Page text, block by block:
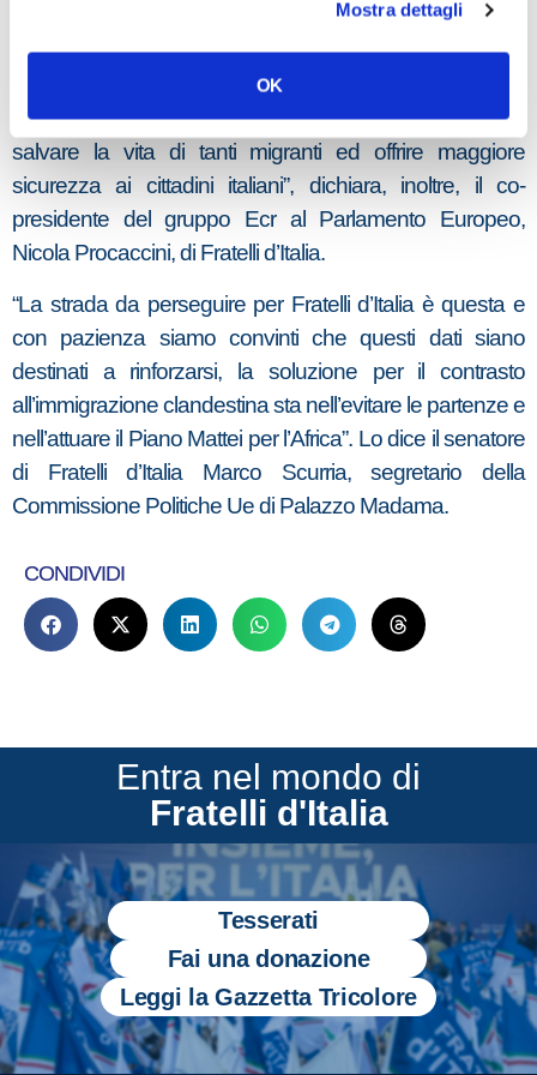
Mostra dettagli
OK
“Peccato solo che, per colpa dei governi immigrazionisti
del Pd e dei suoi sodali europei, si siano persi anni
preziosi, in cui avremmo potuto combattere gli scafisti,
salvare la vita di tanti migranti ed offrire maggiore
sicurezza ai cittadini italiani”, dichiara, inoltre, il co-
presidente del gruppo Ecr al Parlamento Europeo,
Nicola Procaccini, di Fratelli d’Italia.
“La strada da perseguire per Fratelli d’Italia è questa e
con pazienza siamo convinti che questi dati siano
destinati a rinforzarsi, la soluzione per il contrasto
all’immigrazione clandestina sta nell’evitare le partenze e
nell’attuare il Piano Mattei per l’Africa”. Lo dice il senatore
di Fratelli d’Italia Marco Scurria, segretario della
Commissione Politiche Ue di Palazzo Madama.
CONDIVIDI
Entra nel mondo di
Fratelli d'Italia
Tesserati
Fai una donazione
Leggi la Gazzetta Tricolore